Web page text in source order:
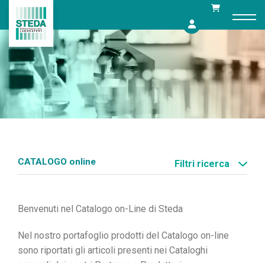
content
CATALOGO online Filtri ricerca
Benvenuti nel Catalogo on-Line di Steda
Nel nostro portafoglio prodotti del Catalogo on-line
sono riportati gli articoli presenti nei Cataloghi